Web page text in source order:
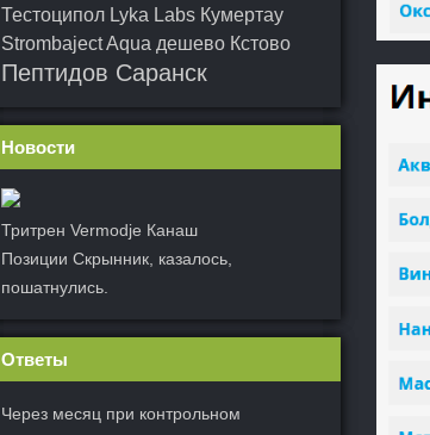
Тестоципол Lyka Labs Кумертау
Strombaject Aqua дешево Кстово
Пептидов Саранск
Новости
Тритрен Vermodje Канаш
Позиции Скрынник, казалось,
пошатнулись.
Ответы
Через месяц при контрольном